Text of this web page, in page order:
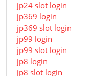
jp24 slot login
jp369 login
jp369 slot login
jp99 login
jp99 slot login
jp8 login
jp8 slot login